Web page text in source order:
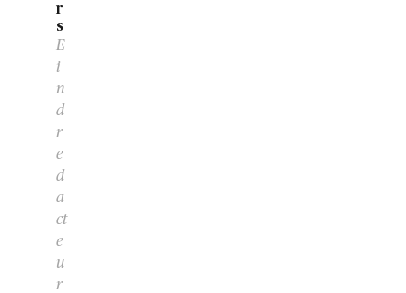
r
s
E
i
n
d
r
e
d
a
ct
e
u
r